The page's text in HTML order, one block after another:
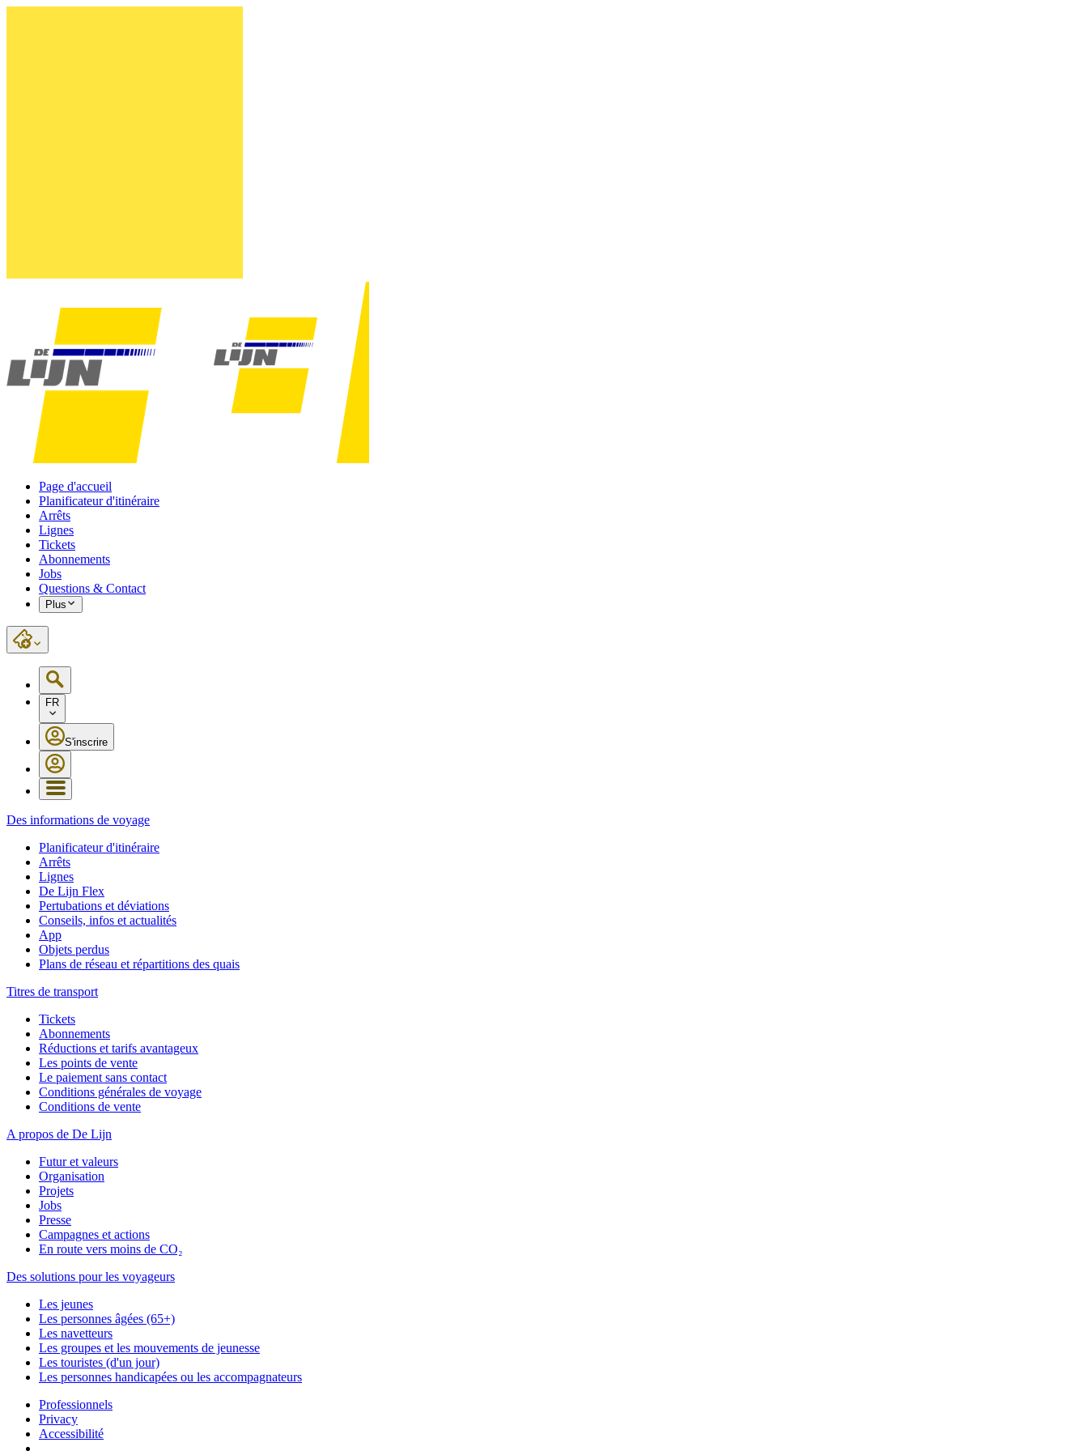
Page d'accueil
Planificateur d'itinéraire
Arrêts
Lignes
Tickets
Abonnements
Jobs
Questions & Contact
Plus
FR
S'inscrire
Des informations de voyage
Planificateur d'itinéraire
Arrêts
Lignes
De Lijn Flex
Pertubations et déviations
Conseils, infos et actualités
App
Objets perdus
Plans de réseau et répartitions des quais
Titres de transport
Tickets
Abonnements
Réductions et tarifs avantageux
Les points de vente
Le paiement sans contact
Conditions générales de voyage
Conditions de vente
A propos de De Lijn
Futur et valeurs
Organisation
Projets
Jobs
Presse
Campagnes et actions
En route vers moins de CO₂
Des solutions pour les voyageurs
Les jeunes
Les personnes âgées (65+)
Les navetteurs
Les groupes et les mouvements de jeunesse
Les touristes (d'un jour)
Les personnes handicapées ou les accompagnateurs
Professionnels
Privacy
Accessibilité